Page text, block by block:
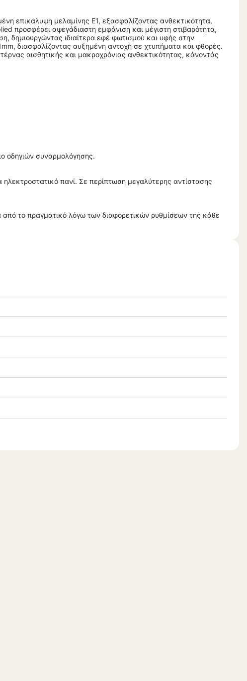
επικάλυψη μελαμίνης E1, εξασφαλίζοντας ανθεκτικότητα,
προσφέρει αψεγάδιαστη εμφάνιση και μέγιστη στιβαρότητα,
δημιουργώντας ιδιαίτερα εφέ φωτισμού και υφής στην
διασφαλίζοντας αυξημένη αντοχή σε χτυπήματα και φθορές.
αισθητικής και μακροχρόνιας ανθεκτικότητας, κάνοντάς
οδηγιών συναρμολόγησης.
πανί. Σε περίπτωση μεγαλύτερης αντίστασης
το πραγματικό λόγω των διαφορετικών ρυθμίσεων της κάθε